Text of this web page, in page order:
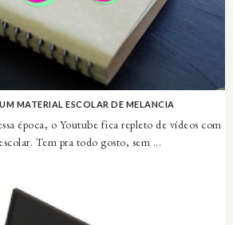
MATERIAL ESCOLAR DE MELANCIA
época, o Youtube fica repleto de vídeos com
Tem pra todo gosto, sem ...